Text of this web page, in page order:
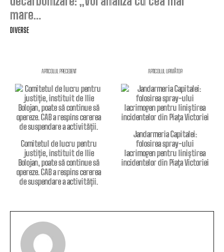
mare…
DIVERSE
ARTICOLUL PRECEDENT
Comitetul de lucru pentru
justiție, instituit de Ilie
Bolojan, poate să continue să
opereze. CAB a respins cererea
de suspendare a activității.
ARTICOLUL URMĂTOR
Jandarmeria Capitalei:
folosirea spray-ului
lacrimogen pentru liniștirea
incidentelor din Piața Victoriei